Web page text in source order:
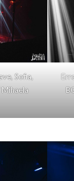
Sofia,